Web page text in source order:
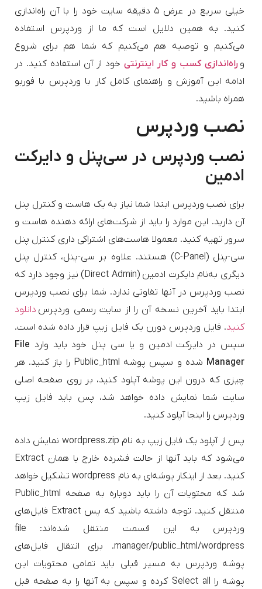
خیلی سریع در عرض ۵ دقیقه سایت خود را با آن راه‌اندازی
کنید. به همین دلایل است که ما از وردپرس استفاده
می‌کنیم و توصیه هم می‌کنیم که شما هم برای شروع
و راه‌اندازی کسب و کار اینترنتی خود از آن استفاده کنید. در
ادامه این آموزش و راهنمای کامل کار با وردپرس با فوربو
همراه باشید.
نصب وردپرس
نصب وردپرس در سی‌پنل و دایرکت
ادمین
برای نصب وردپرس ابتدا شما نیاز به یک هاست و کنترل پنل
آن دارید. این موارد را باید از شرکت‌های ارائه دهنده هاست و
سرور تهیه کنید. معمولا هاست‌های اشتراکی داری کنترل پنل
سی-پنل (C-Panel) هستند. علاوه بر سی-پنل، کنترل پنل
دیگری به‌نام دایکرت ادمین (Direct Admin) نیز وجود دارد که
نصب وردپرس در آنها تفاوتی ندارد. شما برای نصب وردپرس
ابتدا باید آخرین نسخه آن را از سایت رسمی وردپرس دانلود
کنید. فایل وردپرس دورن یک فایل زیپ قرار داده شده است.
سپس در دایرکت ادمین و یا سی پنل خود باید وارد File
Manager
شده و سپس پوشه Public_html را باز کنید. هر
چیزی که درون این پوشه آپلود کنید، بر روی صفحه اصلی
سایت شما نمایش داده خواهد شد، پس باید فایل زیپ
وردپرس را اینجا آپلود کنید.
پس از آپلود یک فایل زیپ به نام wordpress.zip نمایش داده
می‌شود که باید آنها از حالت فشرده خارج یا همان Extract
کنید. بعد از اینکار پوشه‌ای به نام wordpress تشکیل خواهد
شد که محتویات آن را باید دوباره به صفحه Public_html
منتقل کنید. توجه داشته باشید که پس Extract فایل‌های
وردپرس به این قسمت منتقل شده‌اند: file
manager/public_html/wordpress. برای انتقال فایل‌های
پوشه وردپرس به مسیر قبلی باید تمامی محتویات این
پوشه را Select all کرده و سپس به آنها را به صفحه قبل